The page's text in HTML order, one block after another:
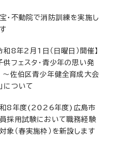
・不動院で消防訓練を実施し
和8年2月1日（日曜日）開催】
供フェスタ・青少年の思い発
～佐伯区青少年健全育成大会
について
8年度(2026年度)広島市
採用試験において職務経験
象（春実施枠）を新設します